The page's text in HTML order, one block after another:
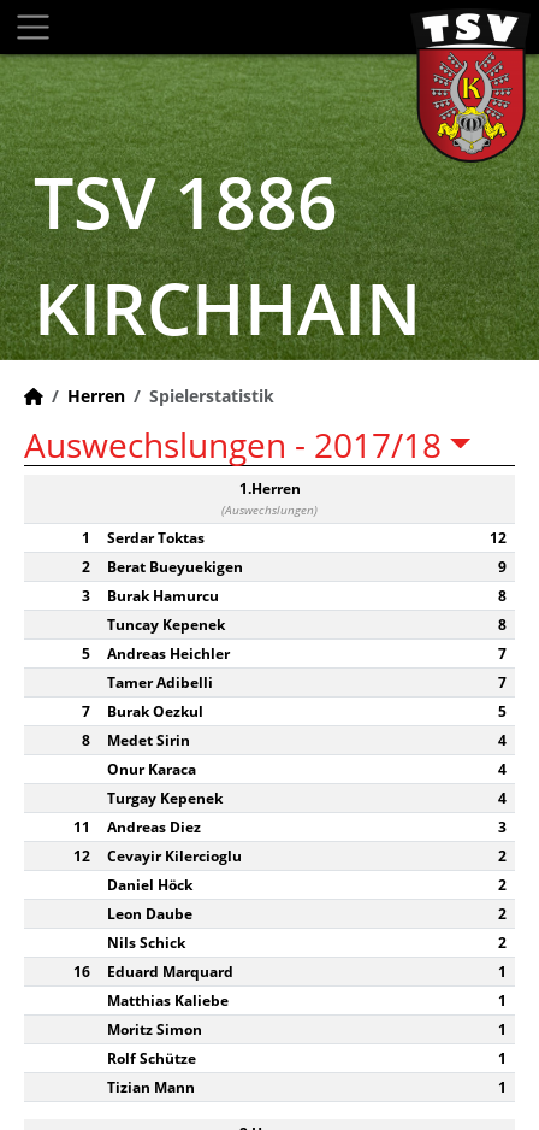
TSV 1886
KIRCHHAIN
Herren Spielerstatistik
Auswechslungen - 2017/18
1.Herren
(Auswechslungen)
1 Serdar Toktas
12
2
Berat Bueyuekigen
9
3
Burak Hamurcu
8
Tuncay Kepenek
8
5
Andreas Heichler
7
Tamer Adibelli
7
7
Burak Oezkul
5
8
Medet Sirin
4
Onur Karaca
4
Turgay Kepenek
4
11
Andreas Diez
3
12
Cevayir Kilercioglu
2
Daniel Höck
2
Leon Daube
2
Nils Schick
2
16
Eduard Marquard
1
Matthias Kaliebe
1
Moritz Simon
1
Rolf Schütze
1
Tizian Mann
1